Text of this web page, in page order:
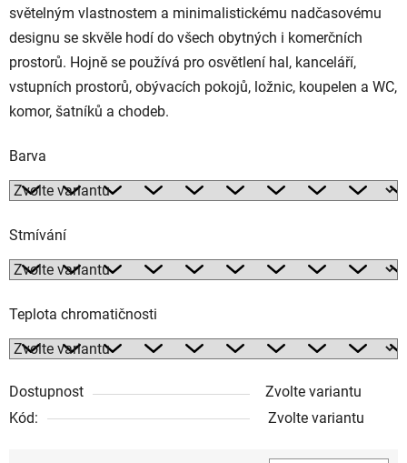
světelným vlastnostem a minimalistickému nadčasovému
designu se skvěle hodí do všech obytných i komerčních
prostorů. Hojně se používá pro osvětlení hal, kanceláří,
vstupních prostorů, obývacích pokojů, ložnic, koupelen a WC,
komor, šatníků a chodeb.
Barva
Stmívání
Teplota chromatičnosti
Dostupnost
Zvolte variantu
Kód:
Zvolte variantu